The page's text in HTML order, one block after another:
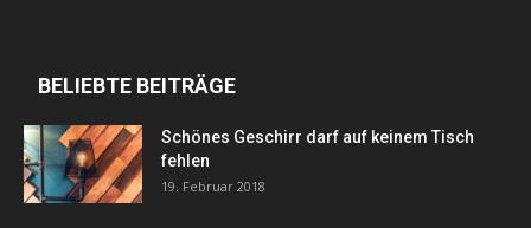
BELIEBTE BEITRÄGE
Schönes Geschirr darf auf keinem Tisch
fehlen
19. Februar 2018